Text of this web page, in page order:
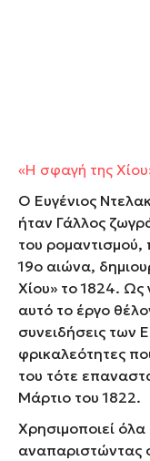
«Η σφαγή της
Ο Ευγένιος
ήταν Γάλλος
του
19ο αιώνα,
Χίου» το 1824. Ως
αυτό το έργο
συνειδήσεις των
φρικαλεότητες
του τότε
Μάρτιο του 1822.
Χρησιμοποιεί
αναπαριστώντας